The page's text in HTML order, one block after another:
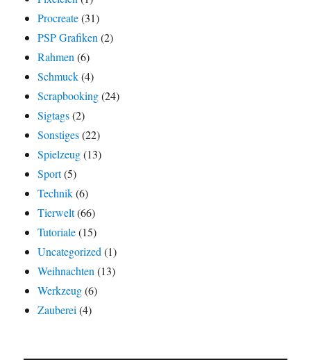
Procreate(31)
PSP Grafiken(2)
Rahmen(6)
Schmuck(4)
Scrapbooking(24)
Sigtags(2)
Sonstiges(22)
Spielzeug(13)
Sport(5)
Technik(6)
Tierwelt(66)
Tutoriale(15)
Uncategorized(1)
Weihnachten(13)
Werkzeug(6)
Zauberei(4)